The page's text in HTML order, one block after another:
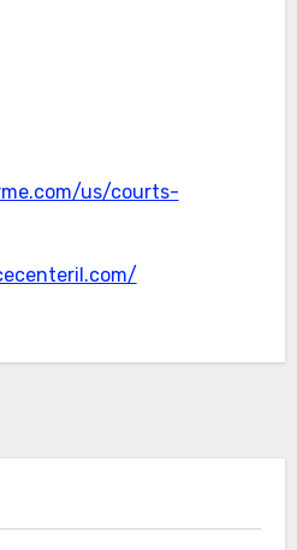
us/courts-